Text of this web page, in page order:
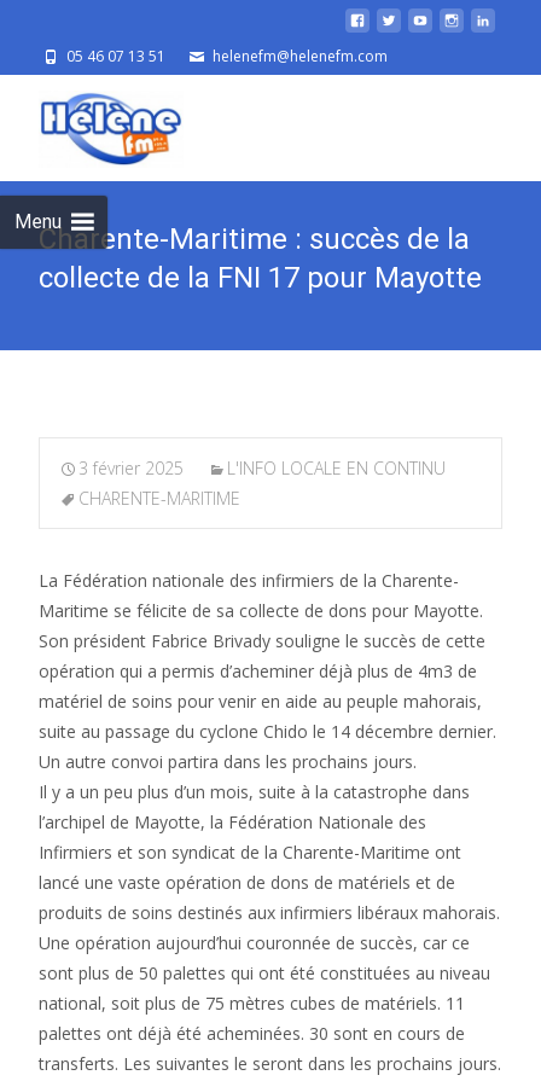
05 46 07 13 51 helenefm@helenefm.com
Menu
Charente-Maritime : succès de la
collecte de la FNI 17 pour Mayotte
3 février 2025
L'INFO LOCALE EN CONTINU
CHARENTE-MARITIME
La Fédération nationale des infirmiers de la Charente-
Maritime se félicite de sa collecte de dons pour Mayotte.
Son président Fabrice Brivady souligne le succès de cette
opération qui a permis d’acheminer déjà plus de 4m3 de
matériel de soins pour venir en aide au peuple mahorais,
suite au passage du cyclone Chido le 14 décembre dernier.
Un autre convoi partira dans les prochains jours.
Il y a un peu plus d’un mois, suite à la catastrophe dans
l’archipel de Mayotte, la Fédération Nationale des
Infirmiers et son syndicat de la Charente-Maritime ont
lancé une vaste opération de dons de matériels et de
produits de soins destinés aux infirmiers libéraux mahorais.
Une opération aujourd’hui couronnée de succès, car ce
sont plus de 50 palettes qui ont été constituées au niveau
national, soit plus de 75 mètres cubes de matériels. 11
palettes ont déjà été acheminées. 30 sont en cours de
transferts. Les suivantes le seront dans les prochains jours.